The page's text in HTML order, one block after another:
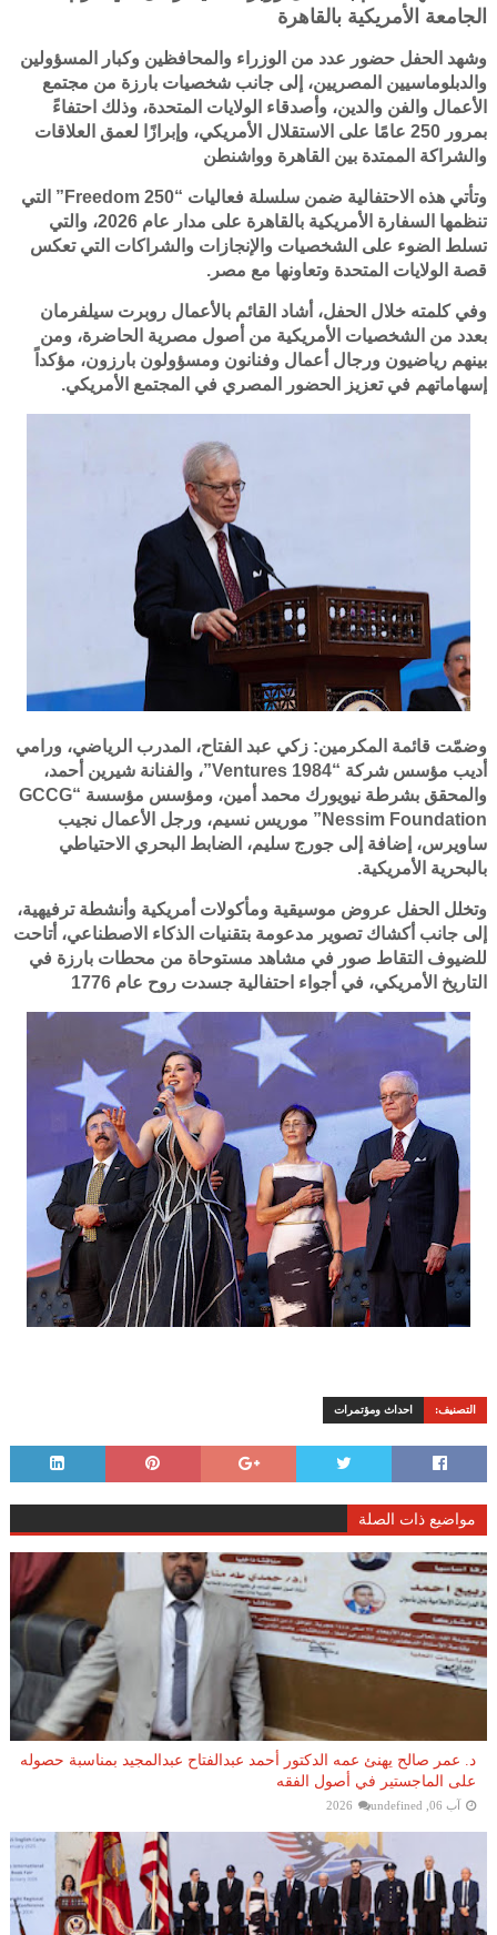
الجامعة الأمريكية بالقاهرة
وشهد الحفل حضور عدد من الوزراء والمحافظين وكبار المسؤولين
والدبلوماسيين المصريين، إلى جانب شخصيات بارزة من مجتمع
الأعمال والفن والدين، وأصدقاء الولايات المتحدة، وذلك احتفاءً
بمرور 250 عامًا على الاستقلال الأمريكي، وإبرازًا لعمق العلاقات
والشراكة الممتدة بين القاهرة وواشنطن
وتأتي هذه الاحتفالية ضمن سلسلة فعاليات “Freedom 250” التي
تنظمها السفارة الأمريكية بالقاهرة على مدار عام 2026، والتي
تسلط الضوء على الشخصيات والإنجازات والشراكات التي تعكس
قصة الولايات المتحدة وتعاونها مع مصر.
وفي كلمته خلال الحفل، أشاد القائم بالأعمال روبرت سيلفرمان
بعدد من الشخصيات الأمريكية من أصول مصرية الحاضرة، ومن
بينهم رياضيون ورجال أعمال وفنانون ومسؤولون بارزون، مؤكداً
إسهاماتهم في تعزيز الحضور المصري في المجتمع الأمريكي.
وضمّت قائمة المكرمين: زكي عبد الفتاح، المدرب الرياضي، ورامي
أديب مؤسس شركة “1984 Ventures”، والفنانة شيرين أحمد،
والمحقق بشرطة نيويورك محمد أمين، ومؤسس مؤسسة “GCCG
Nessim Foundation” موريس نسيم، ورجل الأعمال نجيب
ساويرس، إضافة إلى جورج سليم، الضابط البحري الاحتياطي
بالبحرية الأمريكية.
وتخلل الحفل عروض موسيقية ومأكولات أمريكية وأنشطة ترفيهية،
إلى جانب أكشاك تصوير مدعومة بتقنيات الذكاء الاصطناعي، أتاحت
للضيوف التقاط صور في مشاهد مستوحاة من محطات بارزة في
التاريخ الأمريكي، في أجواء احتفالية جسدت روح عام 1776
التصنيف: احداث ومؤتمرات
مواضيع ذات الصلة
د. عمر صالح يهنئ عمه الدكتور أحمد عبدالفتاح عبدالمجيد بمناسبة حصوله
على الماجستير في أصول الفقه
آب 06, 2026 undefined